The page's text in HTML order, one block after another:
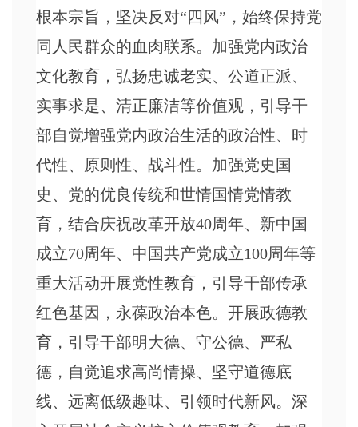
根本宗旨，坚决反对“四风”，始终保持党
同人民群众的血肉联系。加强党内政治
文化教育，弘扬忠诚老实、公道正派、
实事求是、清正廉洁等价值观，引导干
部自觉增强党内政治生活的政治性、时
代性、原则性、战斗性。加强党史国
史、党的优良传统和世情国情党情教
育，结合庆祝改革开放40周年、新中国
成立70周年、中国共产党成立100周年等
重大活动开展党性教育，引导干部传承
红色基因，永葆政治本色。开展政德教
育，引导干部明大德、守公德、严私
德，自觉追求高尚情操、坚守道德底
线、远离低级趣味、引领时代新风。深